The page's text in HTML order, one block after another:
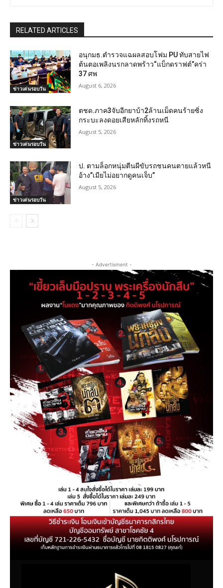
RELATED ARTICLES
ข่าวเด่นรอบวัน
อนุกมธ.ตำรวจแฉผลสอบโฟม PU ทับสายไฟ
ต้นตอเพลิงนรกลาดพร้าว“แบ็กดราฟต์”คร่า
37 ศพ
August 6, 2026
ข่าวเด่นรอบวัน
ตชด.ภาค3จับอีกยาบ้า2ล้านเม็ดคนร้ายซิ่ง
กระบะลงดอยเสียหลักทิ้งรถหนี
August 5, 2026
ข่าวเด่นรอบวัน
ป. ตามล็อกหนุ่มตีนผีขับรถชนคนตายแล้วหนี
อ้าง”เมียไม่อยากดูคนเจ็บ”
August 5, 2026
- Advertisment -